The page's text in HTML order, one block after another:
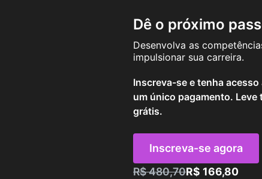
Dê o próximo
Desenvolva as
impulsionar sua carreira.
Inscreva-se e tenha
um único pagamento. Leve
grátis.
Inscreva-se agora
R$ 480,70R$ 166,80